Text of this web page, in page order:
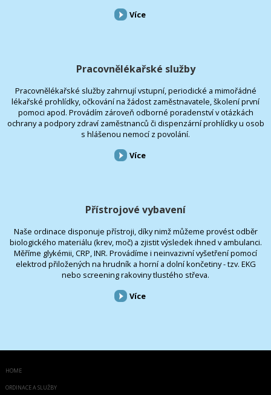
Více
Pracovnělékařské služby
Pracovnělékařské služby zahrnují vstupní, periodické a mimořádné
lékařské prohlídky, očkování na žádost zaměstnavatele, školení první
pomoci apod. Provádím zároveň odborné poradenství v otázkách
ochrany a podpory zdraví zaměstnanců či dispenzární prohlídky u osob
s hlášenou nemocí z povolání.
Více
Přístrojové vybavení
Naše ordinace disponuje přístroji, díky nimž můžeme provést odběr
biologického materiálu (krev, moč) a zjistit výsledek ihned v ambulanci.
Měříme glykémii, CRP, INR. Provádíme i neinvazivní vyšetření pomocí
elektrod přiložených na hrudník a horní a dolní končetiny - tzv. EKG
nebo screening rakoviny tlustého střeva.
Více
HOME
ORDINACE A SLUŽBY